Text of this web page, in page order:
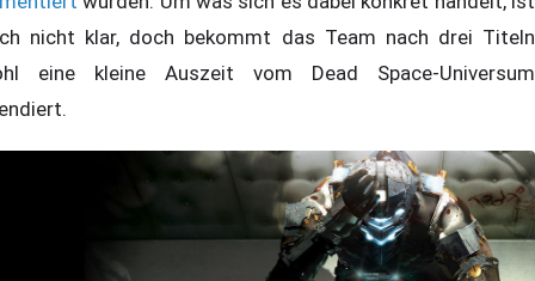
nicht klar, doch bekommt das Team nach drei Titeln
eine kleine Auszeit vom Dead Space-Universum